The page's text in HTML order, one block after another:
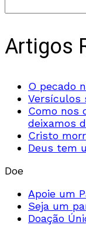
Artigos
O pecado
Versículos
Como nos
deixamos
Cristo
Deus tem
Doe
Apoie um
Seja um
Doação